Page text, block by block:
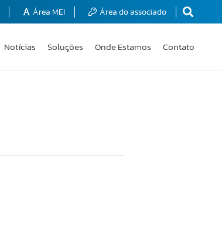
Área MEI Área do associado
Notícias Soluções Onde Estamos Contato